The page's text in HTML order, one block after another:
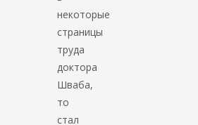
некоторые
страницы
труда
доктора
Шваба,
то
стал